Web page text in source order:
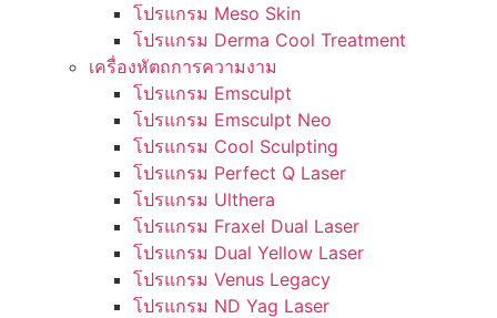
โปรแกรม Meso Skin
โปรแกรม Derma Cool Treatment
เครื่องหัตถการความงาม
โปรแกรม Emsculpt
โปรแกรม Emsculpt Neo
โปรแกรม Cool Sculpting
โปรแกรม Perfect Q Laser
โปรแกรม Ulthera
โปรแกรม Fraxel Dual Laser
โปรแกรม Dual Yellow Laser
โปรแกรม Venus Legacy
โปรแกรม ND Yag Laser